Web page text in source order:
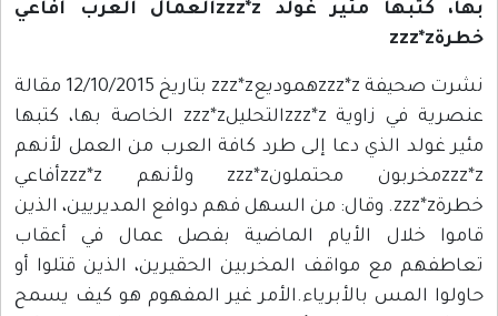
بها، كتبها مئير غولد zzz*zالعمال العرب أفاعي
خطرةzzz*z
نشرت صحيفة zzz*zهموديعzzz*z بتاريخ 12/10/2015 مقالة
عنصرية في زاوية zzz*zالتحليلzzz*z الخاصة بها، كتبها
مئير غولد الذي دعا إلى طرد كافة العرب من العمل لأنهم
zzz*zمخربون محتملونzzz*z ولأنهم zzz*zأفاعي
خطرةzzz*z. وقال: من السهل فهم دوافع المديريين، الذين
قاموا خلال الأيام الماضية بفصل عمال في أعقاب
تعاطفهم مع مواقف المخربين الحقيرين، الذين قتلوا أو
حاولوا المس بالأبرياء.الأمر غير المفهوم هو كيف يسمح